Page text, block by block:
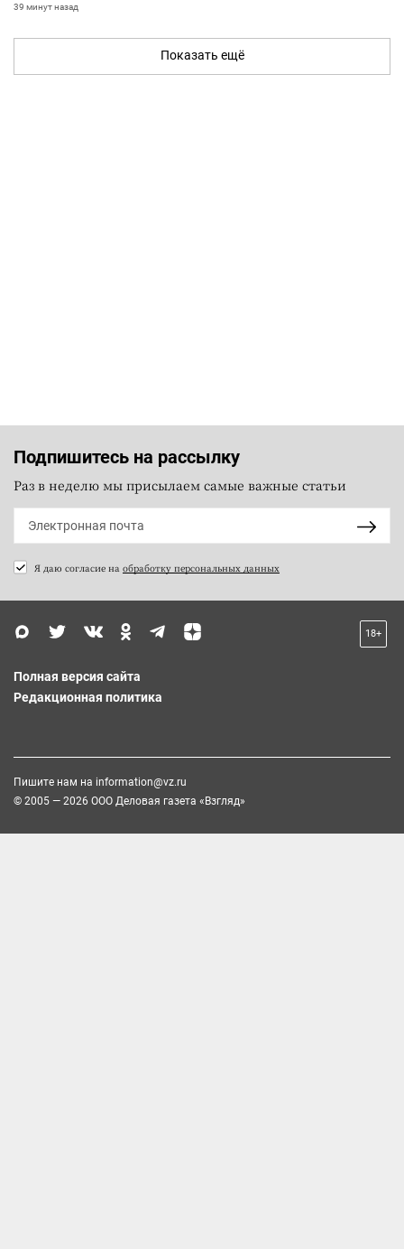
39 минут назад
Показать ещё
Подпишитесь на рассылку
Раз в неделю мы присылаем самые важные статьи
Я даю согласие на обработку персональных данных
18+
Полная версия сайта
Редакционная политика
Пишите нам на information@vz.ru
© 2005 — 2026 ООО Деловая газета «Взгляд»